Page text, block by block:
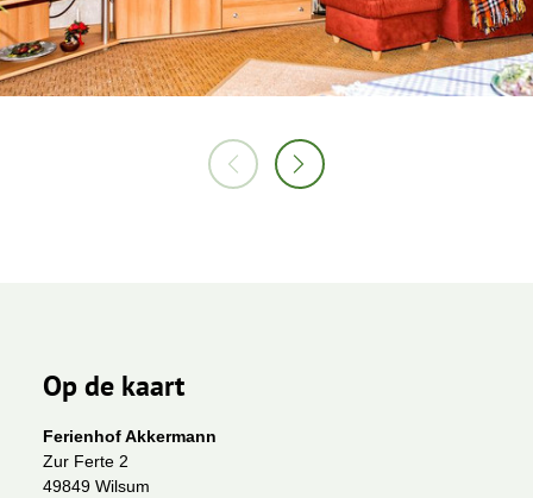
Op de kaart
Ferienhof Akkermann
Zur Ferte 2
49849 Wilsum